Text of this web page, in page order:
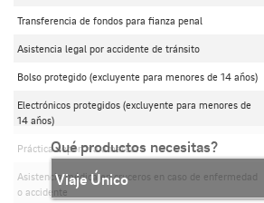
Transferencia de fondos para fianza penal
Asistencia legal por accidente de tránsito
Bolso protegido (excluyente para menores de 14 años)
Electrónicos protegidos (excluyente para menores de
14 años)
Práctica deportiva amateur
Asistencia médica en cruceros en caso de enfermedad
o accidente
Qué productos necesitas?